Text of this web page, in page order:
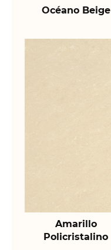
Océano Beige
Amarillo
Policristalino